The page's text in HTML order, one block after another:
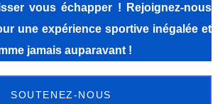
vous échapper ! Rejoignez-nous
une expérience sportive inégalée et
jamais auparavant !
SOUTENEZ-NOUS